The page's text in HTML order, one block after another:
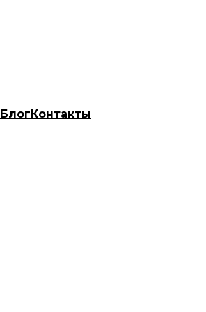
БлогКонтакты